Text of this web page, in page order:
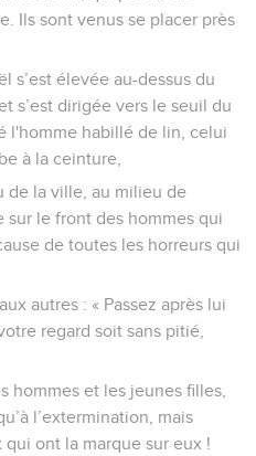
Ils sont venus se placer près
s’est élevée au-dessus du
s’est dirigée vers le seuil du
l'homme habillé de lin, celui
à la ceinture,
de la ville, au milieu de
sur le front des hommes qui
de toutes les horreurs qui
autres : « Passez après lui
regard soit sans pitié,
hommes et les jeunes filles,
l’extermination, mais
ont la marque sur eux !